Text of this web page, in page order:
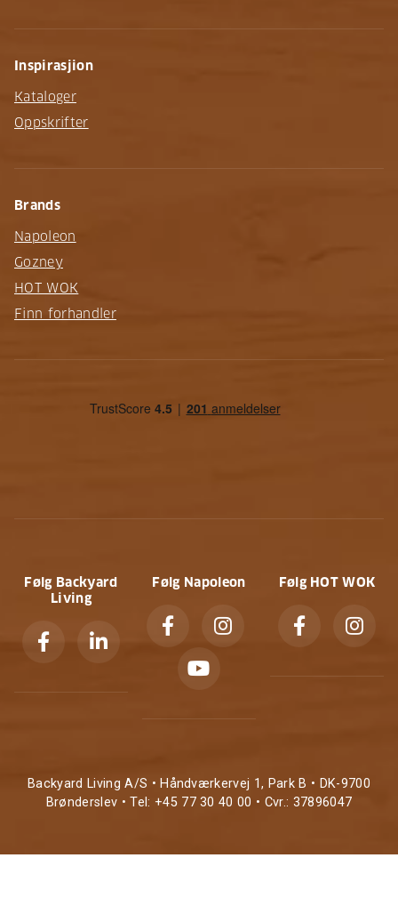
Inspirasjion
Kataloger
Oppskrifter
Brands
Napoleon
Gozney
HOT WOK
Finn forhandler
Følg Backyard
Living
Følg Napoleon Følg HOT WOK
Backyard Living A/S • Håndværkervej 1, Park B • DK-9700
Brønderslev • Tel: +45 77 30 40 00 • Cvr.: 37896047